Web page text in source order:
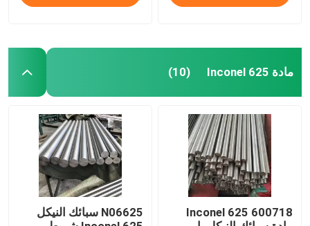
مادة Inconel 625 (10)
600718 Inconel 625
N06625 سبائك النيكل